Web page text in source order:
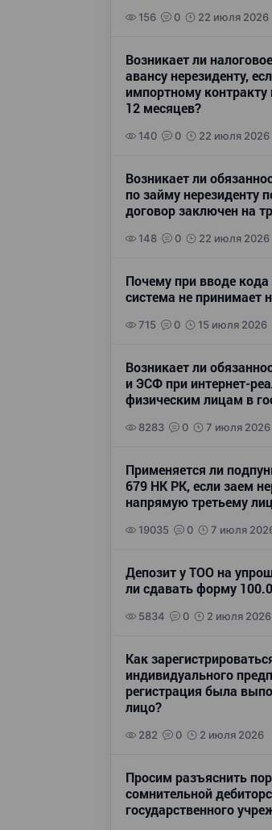
156 0 22 июля 2026
Возникает ли
авансу нерезиденту,
импортному контракту
12 месяцев?
140 0 22 июля 2026
Возникает ли
по займу нерезиденту
договор заключен на
148 0 22 июля 2026
Почему при вводе
система не принимает
715 0 15 июля 2026
Возникает ли
и ЭСФ при интернет-
физическим лицам в
8283 0 7 июля 2026
Применяется ли
679 НК РК, если заем
напрямую третьему
19035 0 7 июля
Депозит у ТОО на
ли сдавать форму
5834 0 2 июля 2026
Как
индивидуального
регистрация была
лицо?
282 0 2 июля 2026
Просим разъяснить
сомнительной
государственного